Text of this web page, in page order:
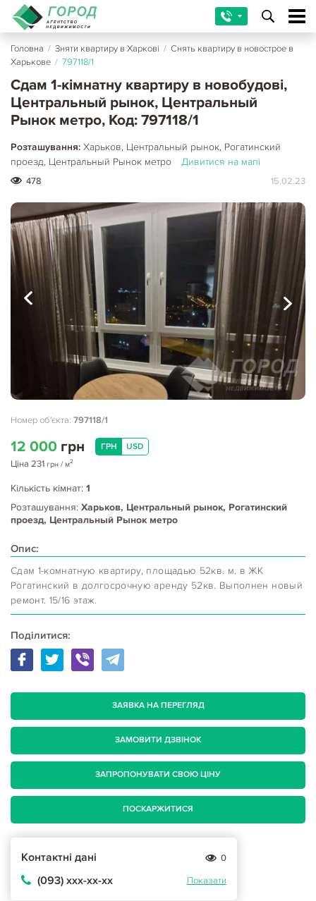
Головна / Зняти квартиру в Харкові / Снять квартиру в новострое в
Харькове / 797118/1
Сдам 1-кімнатну квартиру в новобудові,
Центральный рынок, Центральный
Рынок метро, Код: 797118/1
Розташування: Харьков, Центральный рынок, Рогатинский
проезд, Центральный Рынок метро
Дивитися на мапі
478 15.02.23
Номер об'єкта: 797118/1
12 000 грн ГРН USD
Ціна 231 грн / м2
Кількість кімнат: 1
Розташування: Харьков, Центральный рынок, Рогатинский
проезд, Центральный Рынок метро
Опис:
Сдам 1-комнатную квартиру, площадью 52кв. м. в ЖК
Рогатинский в долгосрочную аренду 52кв. Выполнен новый
ремонт. 15/16 этаж.
Поділитися:
ЗАЯВКА НА ПЕРЕГЛЯД
ЗАМОВИТИ ДЗВІНОК
ЗАПРОПОНУВАТИ СВОЮ ЦІНУ
ПОСКАРЖИТИСЯ
Контактні дані 0
(093) ххх-хх-хх Показати